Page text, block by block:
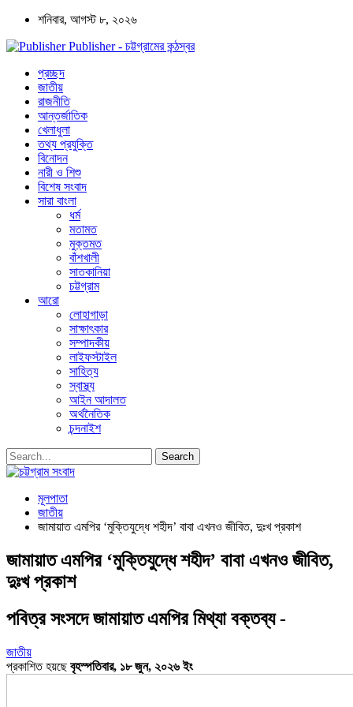
শনিবার, আগস্ট ৮, ২০২৬
Publisher - চট্টগ্রামের কন্ঠস্বর
প্রচ্ছদ
জাতীয়
রাজনীতি
আন্তর্জাতিক
খেলাধুলা
তথ্য প্রযুক্তি
বিনোদন
নারী ও শিশু
বিশেষ সংবাদ
সারা বাংলা
ধর্ম
মতামত
মুক্তমত
বাঁশখালী
সাতকানিয়া
চট্টগ্রাম
আরো
লোহাগাড়া
সাক্ষাৎকার
সম্পাদকীয়
লাইফস্টাইল
সাহিত্য
স্বাস্থ্য
আইন আদালত
অর্থনৈতিক
চন্দনাইশ
মূলপাতা
জাতীয়
জামায়াত এমপির ‘মুক্তিযুদ্ধে শহীদ’ বাবা এখনও জীবিত, দুঃখ প্রকাশ
জামায়াত এমপির ‘মুক্তিযুদ্ধে শহীদ’ বাবা এখনও জীবিত,
দুঃখ প্রকাশ
পবিত্র সংসদে জামায়াত এমপির মিথ্যা বক্তব্য -
জাতীয়
প্রকাশিত হয়ছেবৃহস্পতিবার, ১৮ জুন, ২০২৬ ইং